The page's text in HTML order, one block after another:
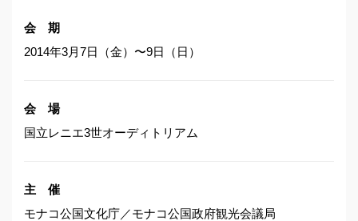
会 期
2014年3月7日（金）〜9日（日）
会 場
国立レニエ3世オーディトリアム
主 催
モナコ公国文化庁／モナコ公国政府観光会議局